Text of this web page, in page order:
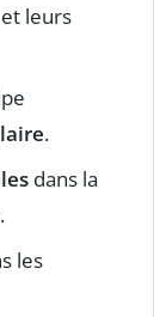
et leurs
.
dans la
.
les